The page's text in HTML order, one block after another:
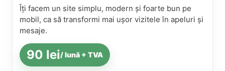
Îți facem un site simplu, modern și foarte bun pe
mobil, ca să transformi mai ușor vizitele în apeluri și
mesaje.
90 lei/ lună + TVA